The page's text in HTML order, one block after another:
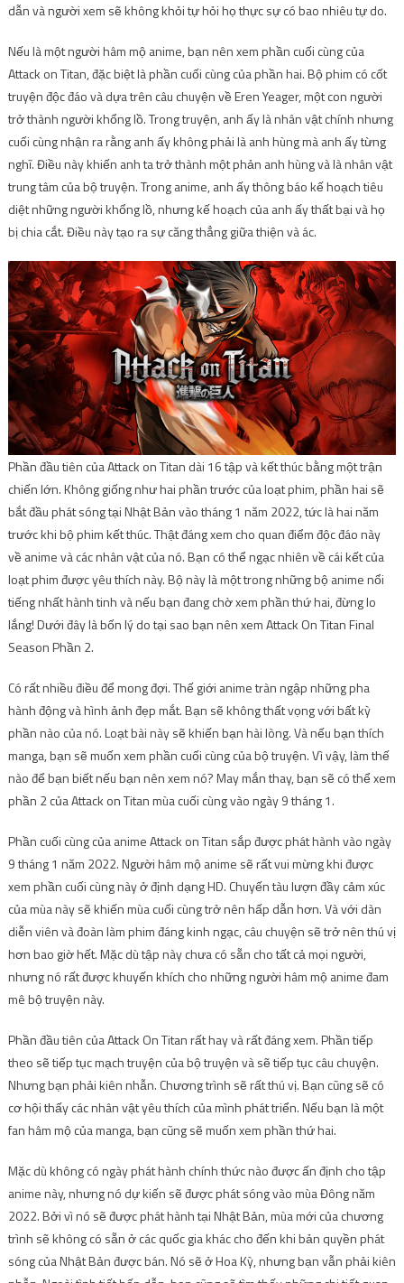
dẫn và người xem sẽ không khỏi tự hỏi họ thực sự có bao nhiêu tự do.
Nếu là một người hâm mộ anime, bạn nên xem phần cuối cùng của
Attack on Titan, đặc biệt là phần cuối cùng của phần hai. Bộ phim có cốt
truyện độc đáo và dựa trên câu chuyện về Eren Yeager, một con người
trở thành người khổng lồ. Trong truyện, anh ấy là nhân vật chính nhưng
cuối cùng nhận ra rằng anh ấy không phải là anh hùng mà anh ấy từng
nghĩ. Điều này khiến anh ta trở thành một phản anh hùng và là nhân vật
trung tâm của bộ truyện. Trong anime, anh ấy thông báo kế hoạch tiêu
diệt những người khổng lồ, nhưng kế hoạch của anh ấy thất bại và họ
bị chia cắt. Điều này tạo ra sự căng thẳng giữa thiện và ác.
Phần đầu tiên của Attack on Titan dài 16 tập và kết thúc bằng một trận
chiến lớn. Không giống như hai phần trước của loạt phim, phần hai sẽ
bắt đầu phát sóng tại Nhật Bản vào tháng 1 năm 2022, tức là hai năm
trước khi bộ phim kết thúc. Thật đáng xem cho quan điểm độc đáo này
về anime và các nhân vật của nó. Bạn có thể ngạc nhiên về cái kết của
loạt phim được yêu thích này. Bộ này là một trong những bộ anime nổi
tiếng nhất hành tinh và nếu bạn đang chờ xem phần thứ hai, đừng lo
lắng! Dưới đây là bốn lý do tại sao bạn nên xem Attack On Titan Final
Season Phần 2.
Có rất nhiều điều để mong đợi. Thế giới anime tràn ngập những pha
hành động và hình ảnh đẹp mắt. Bạn sẽ không thất vọng với bất kỳ
phần nào của nó. Loạt bài này sẽ khiến bạn hài lòng. Và nếu bạn thích
manga, bạn sẽ muốn xem phần cuối cùng của bộ truyện. Vì vậy, làm thế
nào để bạn biết nếu bạn nên xem nó? May mắn thay, bạn sẽ có thể xem
phần 2 của Attack on Titan mùa cuối cùng vào ngày 9 tháng 1.
Phần cuối cùng của anime Attack on Titan sắp được phát hành vào ngày
9 tháng 1 năm 2022. Người hâm mộ anime sẽ rất vui mừng khi được
xem phần cuối cùng này ở định dạng HD. Chuyến tàu lượn đầy cảm xúc
của mùa này sẽ khiến mùa cuối cùng trở nên hấp dẫn hơn. Và với dàn
diễn viên và đoàn làm phim đáng kinh ngạc, câu chuyện sẽ trở nên thú vị
hơn bao giờ hết. Mặc dù tập này chưa có sẵn cho tất cả mọi người,
nhưng nó rất được khuyến khích cho những người hâm mộ anime đam
mê bộ truyện này.
Phần đầu tiên của Attack On Titan rất hay và rất đáng xem. Phần tiếp
theo sẽ tiếp tục mạch truyện của bộ truyện và sẽ tiếp tục câu chuyện.
Nhưng bạn phải kiên nhẫn. Chương trình sẽ rất thú vị. Bạn cũng sẽ có
cơ hội thấy các nhân vật yêu thích của mình phát triển. Nếu bạn là một
fan hâm mộ của manga, bạn cũng sẽ muốn xem phần thứ hai.
Mặc dù không có ngày phát hành chính thức nào được ấn định cho tập
anime này, nhưng nó dự kiến ​​sẽ được phát sóng vào mùa Đông năm
2022. Bởi vì nó sẽ được phát hành tại Nhật Bản, mùa mới của chương
trình sẽ không có sẵn ở các quốc gia khác cho đến khi bản quyền phát
sóng của Nhật Bản được bán. Nó sẽ ở Hoa Kỳ, nhưng bạn vẫn phải kiên